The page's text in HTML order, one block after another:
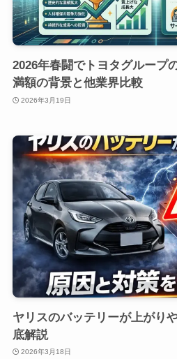
2026年春闘でトヨタグループ
満額の背景と他業界比較
2026年3月19日
ヤリスのバッテリーが上がり
底解説
2026年3月18日